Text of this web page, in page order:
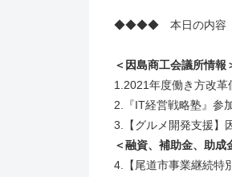
◆◆◆◆ 本日の内
＜因島商工会議所情報
1.2021年度働き方改革
2.『IT経営戦略塾』参
3.【グルメ開発支援】
＜融資、補助金、助成
4.【尾道市事業継続特